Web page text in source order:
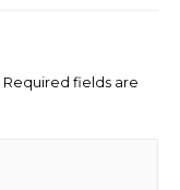
Required fields are